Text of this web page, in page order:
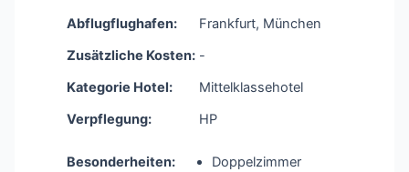
Abflugflughafen:
Frankfurt, München
Zusätzliche Kosten: -
Kategorie Hotel:
Mittelklassehotel
Verpflegung:
HP
Besonderheiten:
Doppelzimmer